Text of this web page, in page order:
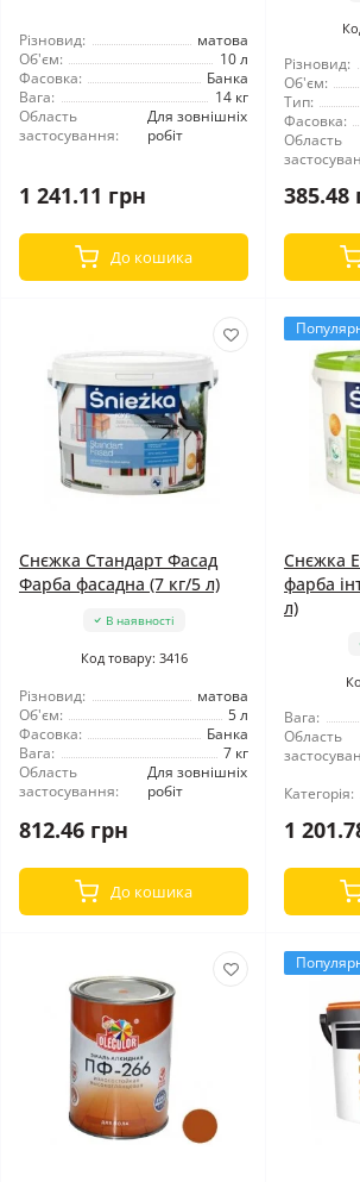
Різновид:
матова
Об'єм:
10 л
Фасовка:
Банка
Вага:
14 кг
Область
застосування:
Для зовнішніх
робіт
1 241.11 грн
До кошика
Різновид:
Об'єм:
Тип:
Фасовка:
Область
385.48
Снєжка Стандарт Фасад
Фарба фасадна (7 кг/5 л)
В наявності
Код товару: 3416
Різновид:
матова
Об'єм:
5 л
Фасовка:
Банка
Вага:
7 кг
Область
застосування:
Для зовнішніх
робіт
812.46 грн
До кошика
Снєжка
фарба
л)
Вага:
Область
Категорія:
1